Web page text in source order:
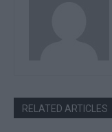
RELATED ARTICLES